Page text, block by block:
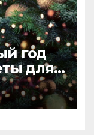
год
для